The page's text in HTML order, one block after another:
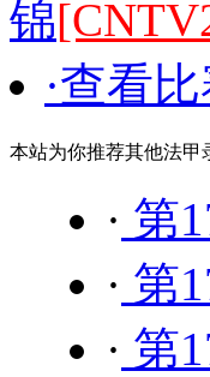
锦
·查看
本站为你推荐其他法甲
· 第
· 第
· 第